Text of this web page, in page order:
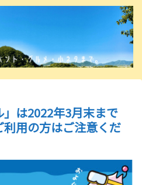
」は2022年3月末まで
用の方はご注意くだ